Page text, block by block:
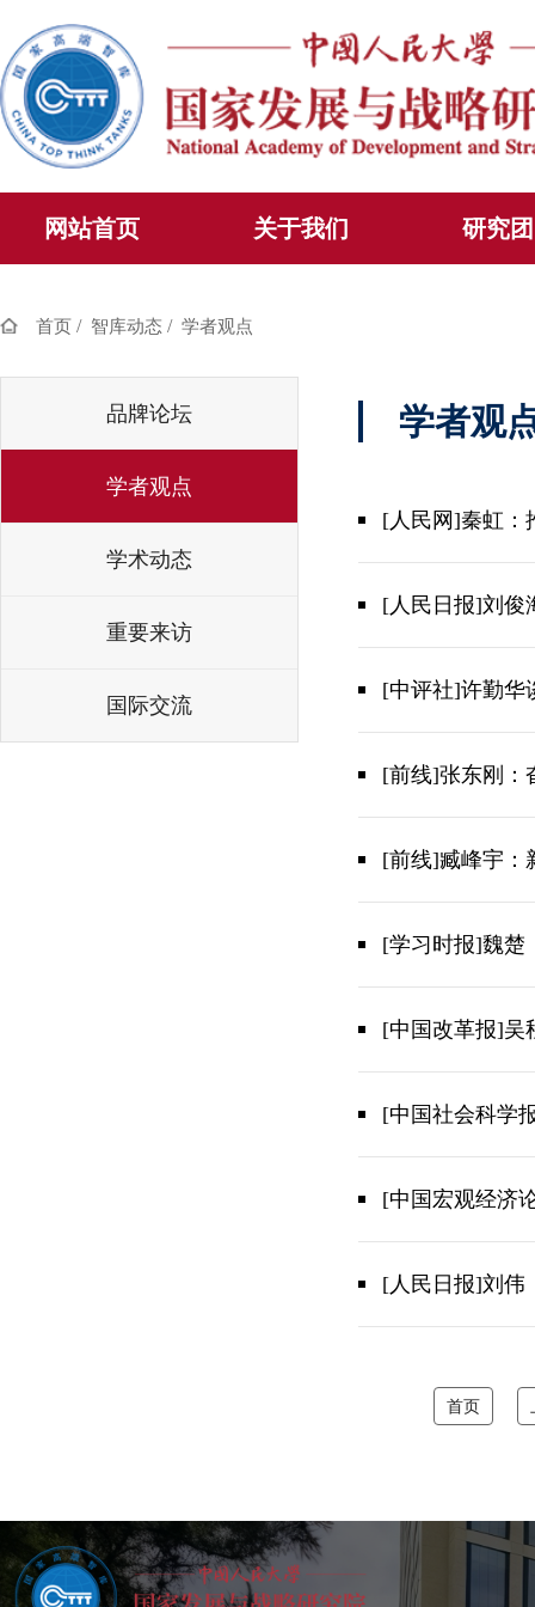
网站首页 关于我们 研究
首页 / 智库动态 / 学者观点
品牌论坛
学者观点
学术动态
重要来访
国际交流
学者观
[人民网]秦虹：
[人民日报]刘俊
[中评社]许勤华
[前线]张东刚：
[前线]臧峰宇：
[学习时报]魏楚
[中国改革报]吴
[中国社会科学
[中国宏观经济
[人民日报]刘伟
首页